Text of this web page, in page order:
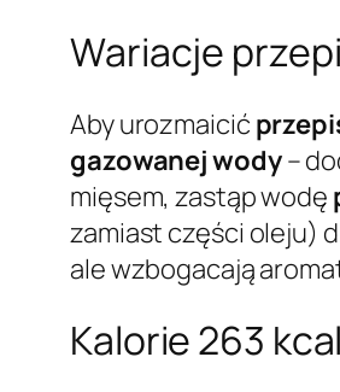
Wariacje
Aby urozmaicić
gazowanej wody–
mięsem, zastąp wodę
zamiast części oleju)
ale wzbogacają
Kalorie 263